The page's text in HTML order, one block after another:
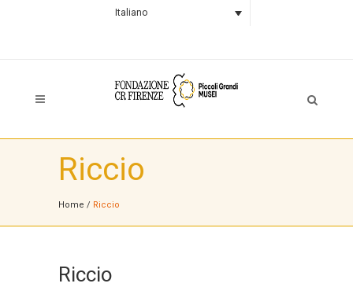
Italiano
Riccio
Home / Riccio
Riccio